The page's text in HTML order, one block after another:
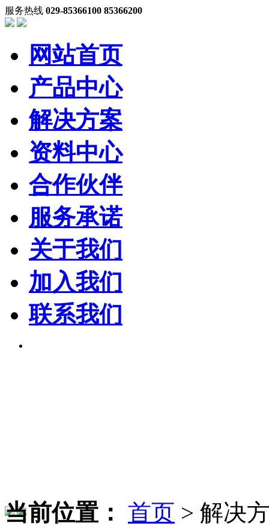
服务热线 029-85366100 85366200
网站首页
产品中心
解决方案
资料中心
合作伙伴
服务承诺
关于我们
加入我们
联系我们
当前位置： 首页 > 解决